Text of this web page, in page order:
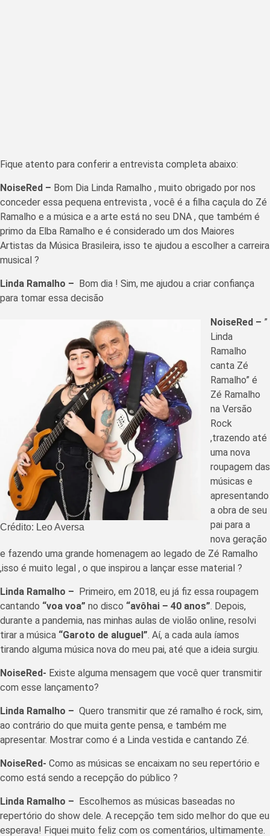
Fique atento para conferir a entrevista completa abaixo:
NoiseRed – Bom Dia Linda Ramalho , muito obrigado por nos
conceder essa pequena entrevista , você é a filha caçula do Zé
Ramalho e a música e a arte está no seu DNA , que também é
primo da Elba Ramalho e é considerado um dos Maiores
Artistas da Música Brasileira, isso te ajudou a escolher a carreira
musical ?
Linda Ramalho – Bom dia ! Sim, me ajudou a criar confiança
para tomar essa decisão
Crédito: Leo Aversa
NoiseRed – ”
Linda
Ramalho
canta Zé
Ramalho” é
Zé Ramalho
na Versão
Rock
,trazendo até
uma nova
roupagem das
músicas e
apresentando
a obra de seu
pai para a
nova geração
e fazendo uma grande homenagem ao legado de Zé Ramalho
,isso é muito legal , o que inspirou a lançar esse material ?
Linda Ramalho – Primeiro, em 2018, eu já fiz essa roupagem
cantando “voa voa” no disco “avôhai – 40 anos”. Depois,
durante a pandemia, nas minhas aulas de violão online, resolvi
tirar a música “Garoto de aluguel”. Aí, a cada aula íamos
tirando alguma música nova do meu pai, até que a ideia surgiu.
NoiseRed- Existe alguma mensagem que você quer transmitir
com esse lançamento?
Linda Ramalho – Quero transmitir que zé ramalho é rock, sim,
ao contrário do que muita gente pensa, e também me
apresentar. Mostrar como é a Linda vestida e cantando Zé.
NoiseRed- Como as músicas se encaixam no seu repertório e
como está sendo a recepção do público ?
Linda Ramalho – Escolhemos as músicas baseadas no
repertório do show dele. A recepção tem sido melhor do que eu
esperava! Fiquei muito feliz com os comentários, ultimamente.